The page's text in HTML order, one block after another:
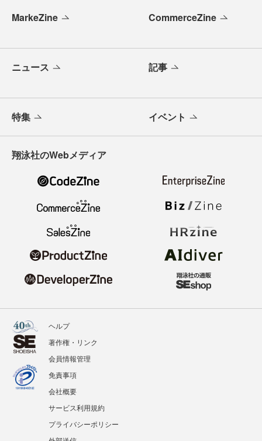
MarkeZine CommerceZine
ニュース 記事
特集 イベント
翔泳社のWebメディア
ヘルプ
著作権・リンク
会員情報管理
免責事項
会社概要
サービス利用規約
プライバシーポリシー